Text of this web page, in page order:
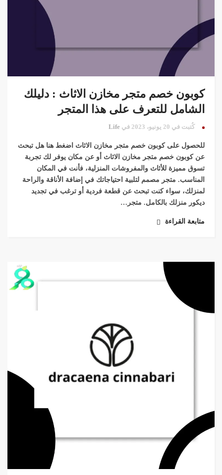
كوبون خصم متجر مخازن الاثاث : دليلك
الشامل للتعرف على هذا المتجر
كُتبت في 20 يونيو، 2023 في Life
للحصول على كوبون خصم متجر مخازن الاثاث اضغط هنا هل تبحث
عن كوبون خصم متجر مخازن الاثاث أو عن مكان يوفر لك تجربة
تسوق مميزة للأثاث والمفروشات المنزلية، فأنت في المكان
المناسب. متجر مصمم لتلبية احتياجاتك في إضافة الأناقة والراحة
لمنزلك، سواء كنت تبحث عن قطعة فردية أو ترغب في تجديد
ديكور منزلك بالكامل. متجر…
متابعة القراءة